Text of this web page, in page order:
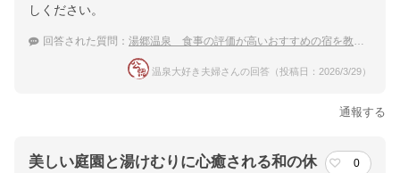
しください。
回答された質問： 湯郷温泉 食事の評価が高いおすすめの宿を教えて
温泉大好き夫婦さんの回答（投稿日：2026/3/29）
通報する
美しい庭園と湯けむりに心癒される和の休
0